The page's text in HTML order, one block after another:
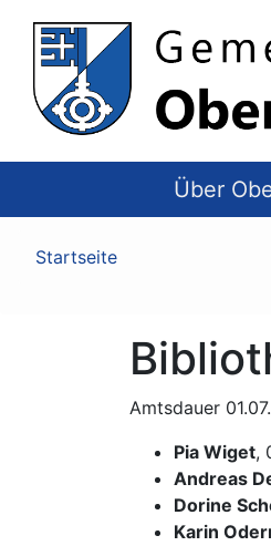
Top
Navigation
Über
Pfadnavigation
Startseite
Amtsdauer
Pia Wiget,
Andreas
Dorine
Karin